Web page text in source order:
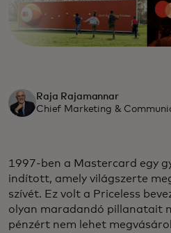
Raja Rajamannar
Chief Marketing &
1997-ben a Mastercard egy
indított, amely világszerte
szívét. Ez volt a Priceless
olyan maradandó pillanatait
pénzért nem lehet